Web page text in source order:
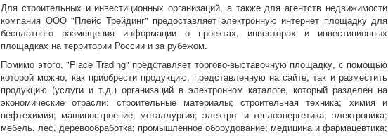
Для строительных и инвестиционных организаций, а также для агентств недвижимости
компания ООО "Плейс Трейдинг" предоставляет электронную интернет площадку для
бесплатного размещения информации о проектах, инвесторах и инвестиционных
площадках на территории России и за рубежом.
Помимо этого, "Place Trading" представляет торгово-выставочную площадку, с помощью
которой можно, как приобрести продукцию, представленную на сайте, так и разместить
продукцию (услуги и т.д.) организаций в электронном каталоге, который разделен на
экономические отрасли: строительные материалы; строительная техника; химия и
нефтехимия; машиностроение; металлургия; электро- и теплоэнергетика; электроника;
мебель, лес, деревообработка; промышленное оборудование; медицина и фармацевтика;